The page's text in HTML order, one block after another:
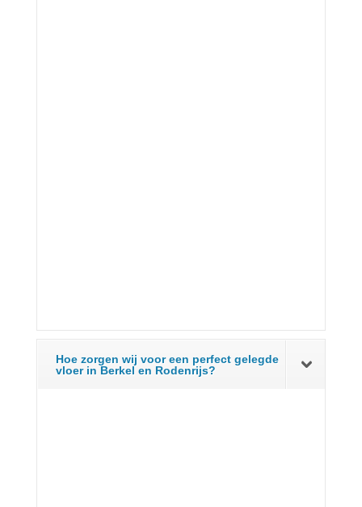
Hoe zorgen wij voor een perfect gelegde
vloer in Berkel en Rodenrijs?